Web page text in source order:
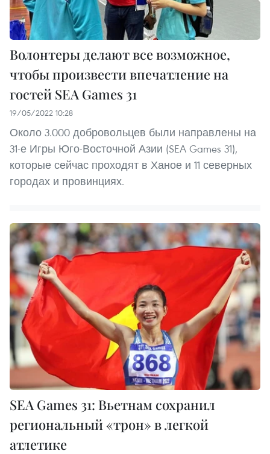
Волонтеры делают все возможное,
чтобы произвести впечатление на
гостей SEA Games 31
19/05/2022 10:28
Около 3.000 добровольцев были направлены на
31-е Игры Юго-Восточной Азии (SEA Games 31),
которые сейчас проходят в Ханое и 11 северных
городах и провинциях.
SEA Games 31: Вьетнам сохранил
региональный «трон» в легкой
атлетике